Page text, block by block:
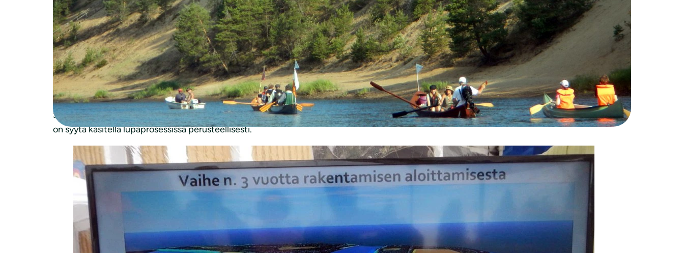
“Piirijärjestöllämme ja Rovaniemen yhdistyksellä on ollut perusteltu syy puuttua rakennusluvan ja poikkeamisluvan myöntämiseen ja niiden
tekemät valitukset hyväksyttiinkin osittain”, sanoo ympäristöjuristiMatti KattainenSuomen luonnonsuojeluliitosta ja jatkaa:
“Nyt käsiteltiin vain Rovaniemen kaupungin myöntämiä rakennuslupia kahdelle laajaan hankekokonaisuuteen kuuluvalle rakennukselle. Aikooko
Rovaniemen kaupunki jatkovalmistelussa sivuuttaa patoturvallisuuslain sekä maankäyttö- ja rakennuslain vaatimukset? Ennen rakennusten
pystyttämistä tehdään mittavia ruoppauksia, maanläjityksiä ja louhintoja sekä rakennetaan väliaikaisia työpatoja. Odotamme Rovaniemen
kaupungin vaalivan luontoarvoja ja kohtelevan maanomistajia ranta alueella tasapuolisesti.”
Sierilän vesivoimalahanke on Kemijoen vesistöalueelle ja paikallisesti merkittävä. Sen aiheuttamat haitat vesiluonnolle, ympäristölle ja asukkaille
on syytä käsitellä lupaprosessissa perusteellisesti.